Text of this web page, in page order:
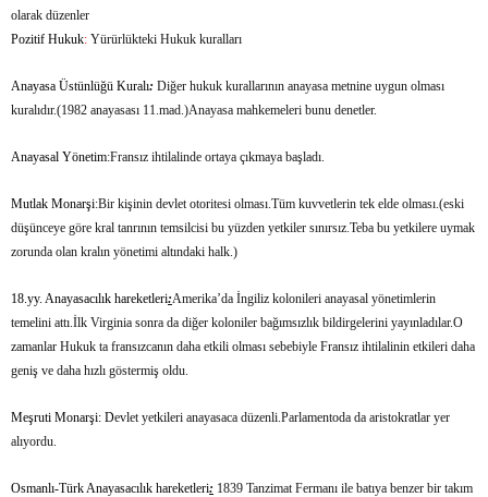
olarak düzenler
Pozitif Hukuk: Yürürlükteki Hukuk kuralları
Anayasa Üstünlüğü Kuralı: Diğer hukuk kurallarının anayasa metnine uygun olması
kuralıdır.(1982 anayasası 11.mad.)Anayasa mahkemeleri bunu denetler.
Anayasal Yönetim:Fransız ihtilalinde ortaya çıkmaya başladı.
Mutlak Monarşi:Bir kişinin devlet otoritesi olması.Tüm kuvvetlerin tek elde olması.(eski
düşünceye göre kral tanrının temsilcisi bu yüzden yetkiler sınırsız.Teba bu yetkilere uymak
zorunda olan kralın yönetimi altındaki halk.)
18.yy. Anayasacılık hareketleri:Amerika’da İngiliz kolonileri anayasal yönetimlerin
temelini attı.İlk Virginia sonra da diğer koloniler bağımsızlık bildirgelerini yayınladılar.O
zamanlar Hukuk ta fransızcanın daha etkili olması sebebiyle Fransız ihtilalinin etkileri daha
geniş ve daha hızlı göstermiş oldu.
Meşruti Monarşi: Devlet yetkileri anayasaca düzenli.Parlamentoda da aristokratlar yer
alıyordu.
Osmanlı-Türk Anayasacılık hareketleri: 1839 Tanzimat Fermanı ile batıya benzer bir takım